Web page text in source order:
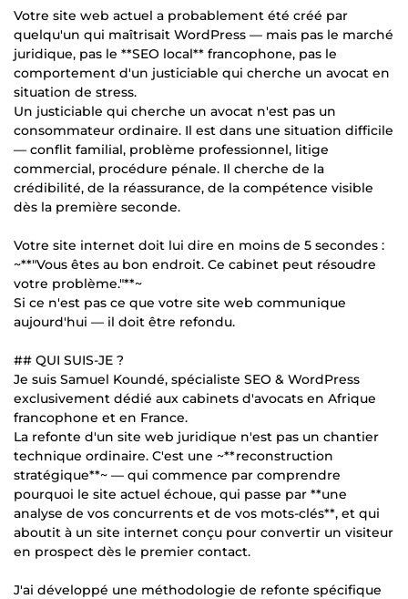
Votre site web actuel a probablement été créé par
quelqu'un qui maîtrisait WordPress — mais pas le marché
juridique, pas le **SEO local** francophone, pas le
comportement d'un justiciable qui cherche un avocat en
situation de stress.
Un justiciable qui cherche un avocat n'est pas un
consommateur ordinaire. Il est dans une situation difficile
— conflit familial, problème professionnel, litige
commercial, procédure pénale. Il cherche de la
crédibilité, de la réassurance, de la compétence visible
dès la première seconde.
Votre site internet doit lui dire en moins de 5 secondes :
~**"Vous êtes au bon endroit. Ce cabinet peut résoudre
votre problème."**~
Si ce n'est pas ce que votre site web communique
aujourd'hui — il doit être refondu.
## QUI SUIS-JE ?
Je suis Samuel Koundé, spécialiste SEO & WordPress
exclusivement dédié aux cabinets d'avocats en Afrique
francophone et en France.
La refonte d'un site web juridique n'est pas un chantier
technique ordinaire. C'est une ~**reconstruction
stratégique**~ — qui commence par comprendre
pourquoi le site actuel échoue, qui passe par **une
analyse de vos concurrents et de vos mots-clés**, et qui
aboutit à un site internet conçu pour convertir un visiteur
en prospect dès le premier contact.
J'ai développé une méthodologie de refonte spécifique